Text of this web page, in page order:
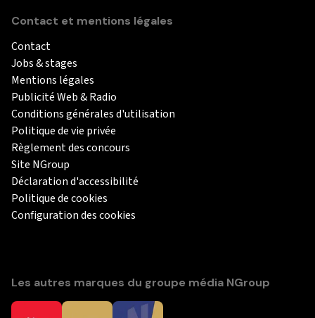
Contact et mentions légales
Contact
Jobs & stages
Mentions légales
Publicité Web & Radio
Conditions générales d'utilisation
Politique de vie privée
Règlement des concours
Site NGroup
Déclaration d'accessibilité
Politique de cookies
Configuration des cookies
Les autres marques du groupe média NGroup